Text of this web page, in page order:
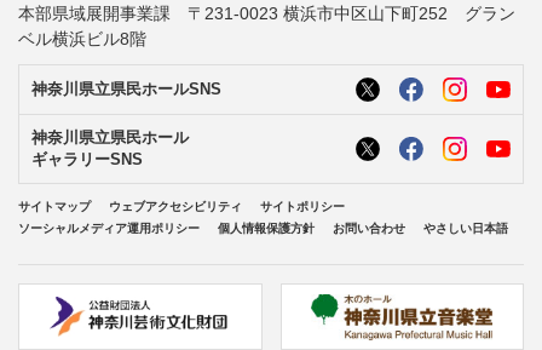
本部県域展開事業課 〒231-0023 横浜市中区山下町252 グラン
ベル横浜ビル8階
神奈川県立県民ホールSNS
神奈川県立県民ホール
ギャラリーSNS
サイトマップ ウェブアクセシビリティ
サイトポリシー
ソーシャルメディア運用ポリシー
個人情報保護方針 お問い合わせ やさしい日本語